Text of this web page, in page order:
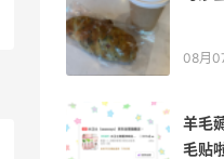
08月
海淘